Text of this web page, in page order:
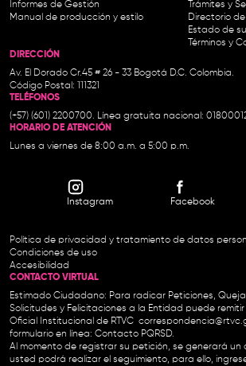
Informes de Gestión
Manual de producción y estilo
Trámites y
Directorio
Estado de
Términos y
DIRECCIÓN
Av. El Dorado Cr.45 # 26 - 33 Bogotá D.C. Colombia.
Código Postal: 111321
TELÉFONOS
(+57) (601) 2200700. Línea gratuita nacional:
HORARIO DE ATENCIÓN
Lunes a viernes de 8:00 a.m. a 5:00 p.m.
Instagram Facebook
Política de privacidad y tratamiento de datos
Condiciones de uso
Accesibilidad
CONTACTO VIRTUAL
Estimado Ciudadano: Para radicar Peticiones,
Solicitudes y Felicitaciones a la Entidad puede
Oficial Institucional de RTVC
formulario en línea: Contacto PQRSD.
Al momento de registrar su petición, se generará un
usted podrá realizar el seguimiento, para ello,